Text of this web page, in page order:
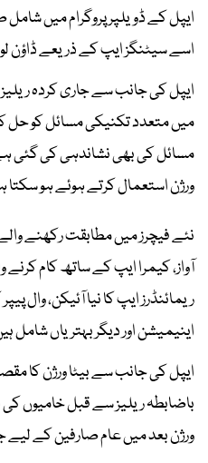
ایپل کے ڈویلپر پروگرام میں
اسے سیٹنگز ایپ کے ذریعے ڈاؤن
ایپل کی جانب سے جاری کردہ
میں متعدد تکنیکی مسائل کو حل
مسائل کی بھی نشاندہی کی گئی
ورژن استعمال کرتے ہوئے ہو سکتا
نئے فیچرز میں مطابقت رکھنے
آواز، کیمرا ایپ کے ساتھ کام کرنے
ریمائنڈرز ایپ کا نیا آئیکن، وال
اینیمیشن اور دیگر بہتریاں شامل
ایپل کی جانب سے بیٹا ورژن کا
باضابطہ ریلیز سے قبل خامیوں
ورژن بعد میں عام صارفین کے